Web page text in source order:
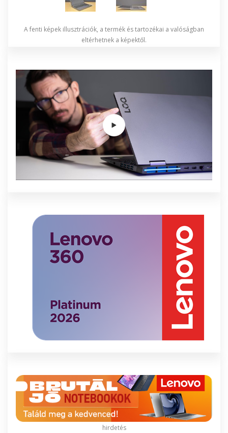
A fenti képek illusztrációk, a termék és tartozékai a valóságban
eltérhetnek a képektől.
hirdetés